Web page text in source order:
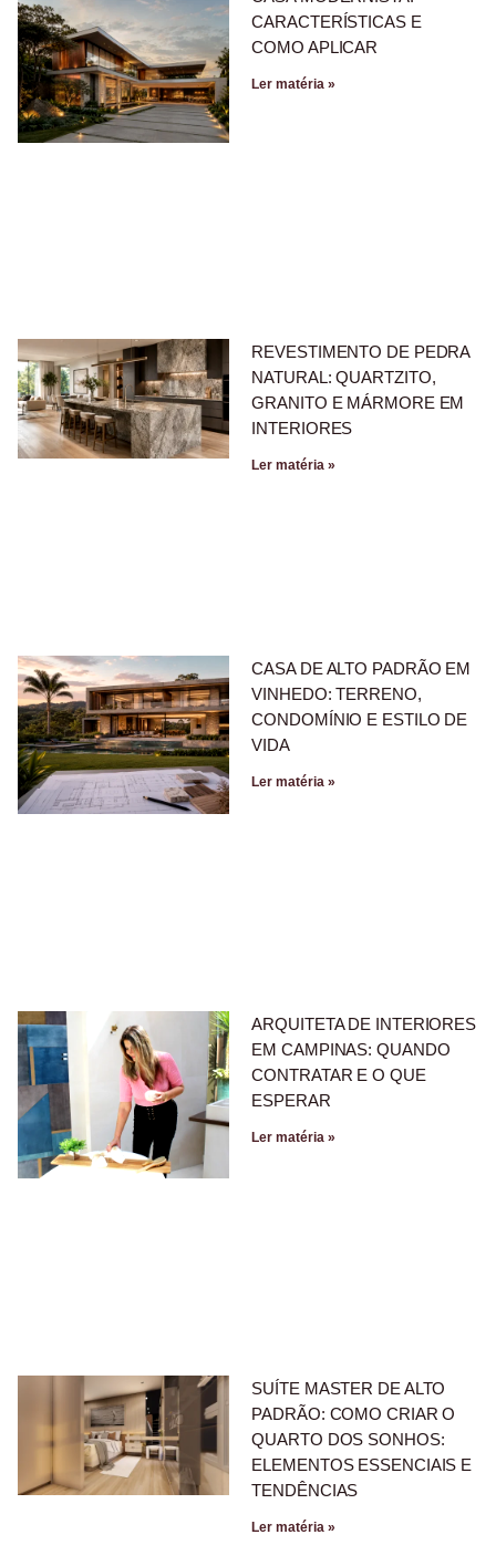
CARACTERÍSTICAS E
COMO APLICAR
Ler matéria »
REVESTIMENTO DE PEDRA
NATURAL: QUARTZITO,
GRANITO E MÁRMORE EM
INTERIORES
Ler matéria »
CASA DE ALTO PADRÃO EM
VINHEDO: TERRENO,
CONDOMÍNIO E ESTILO DE
VIDA
Ler matéria »
ARQUITETA DE INTERIORES
EM CAMPINAS: QUANDO
CONTRATAR E O QUE
ESPERAR
Ler matéria »
SUÍTE MASTER DE ALTO
PADRÃO: COMO CRIAR O
QUARTO DOS SONHOS:
ELEMENTOS ESSENCIAIS E
TENDÊNCIAS
Ler matéria »